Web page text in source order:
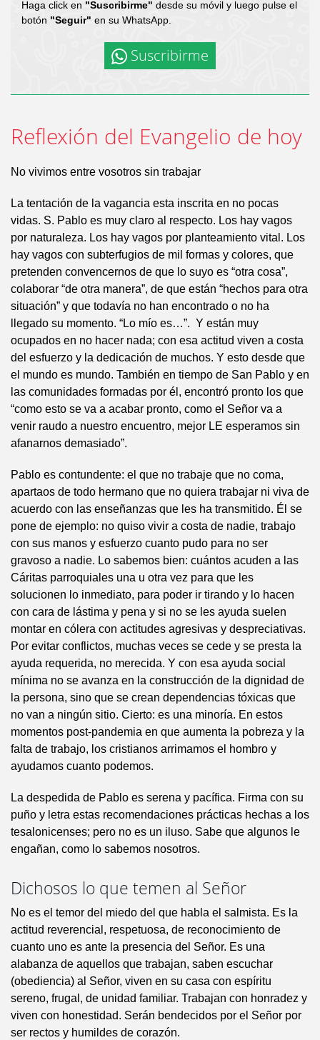
Haga click en "Suscribirme" desde su móvil y luego pulse el
botón "Seguir" en su WhatsApp.
Suscribirme
Reflexión del Evangelio de hoy
No vivimos entre vosotros sin trabajar
La tentación de la vagancia esta inscrita en no pocas
vidas. S. Pablo es muy claro al respecto. Los hay vagos
por naturaleza. Los hay vagos por planteamiento vital. Los
hay vagos con subterfugios de mil formas y colores, que
pretenden convencernos de que lo suyo es “otra cosa”,
colaborar “de otra manera”, de que están “hechos para otra
situación” y que todavía no han encontrado o no ha
llegado su momento. “Lo mío es…”. Y están muy
ocupados en no hacer nada; con esa actitud viven a costa
del esfuerzo y la dedicación de muchos. Y esto desde que
el mundo es mundo. También en tiempo de San Pablo y en
las comunidades formadas por él, encontró pronto los que
“como esto se va a acabar pronto, como el Señor va a
venir raudo a nuestro encuentro, mejor LE esperamos sin
afanarnos demasiado”.
Pablo es contundente: el que no trabaje que no coma,
apartaos de todo hermano que no quiera trabajar ni viva de
acuerdo con las enseñanzas que les ha transmitido. Él se
pone de ejemplo: no quiso vivir a costa de nadie, trabajo
con sus manos y esfuerzo cuanto pudo para no ser
gravoso a nadie. Lo sabemos bien: cuántos acuden a las
Cáritas parroquiales una u otra vez para que les
solucionen lo inmediato, para poder ir tirando y lo hacen
con cara de lástima y pena y si no se les ayuda suelen
montar en cólera con actitudes agresivas y despreciativas.
Por evitar conflictos, muchas veces se cede y se presta la
ayuda requerida, no merecida. Y con esa ayuda social
mínima no se avanza en la construcción de la dignidad de
la persona, sino que se crean dependencias tóxicas que
no van a ningún sitio. Cierto: es una minoría. En estos
momentos post-pandemia en que aumenta la pobreza y la
falta de trabajo, los cristianos arrimamos el hombro y
ayudamos cuanto podemos.
La despedida de Pablo es serena y pacífica. Firma con su
puño y letra estas recomendaciones prácticas hechas a los
tesalonicenses; pero no es un iluso. Sabe que algunos le
engañan, como lo sabemos nosotros.
Dichosos lo que temen al Señor
No es el temor del miedo del que habla el salmista. Es la
actitud reverencial, respetuosa, de reconocimiento de
cuanto uno es ante la presencia del Señor. Es una
alabanza de aquellos que trabajan, saben escuchar
(obediencia) al Señor, viven en su casa con espíritu
sereno, frugal, de unidad familiar. Trabajan con honradez y
viven con honestidad. Serán bendecidos por el Señor por
ser rectos y humildes de corazón.